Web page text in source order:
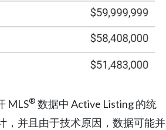
MLS® 数据中 Active Listing 的统
，并且由于技术原因，数据可能并